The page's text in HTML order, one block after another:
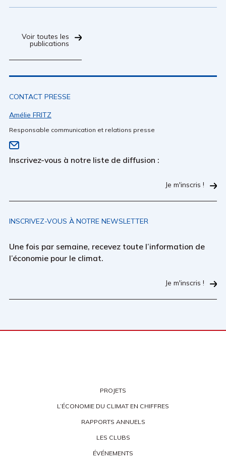
Voir toutes les
publications
CONTACT PRESSE
Amélie FRITZ
Responsable communication et relations presse
Inscrivez-vous à notre liste de diffusion :
Je m'inscris !
INSCRIVEZ-VOUS À NOTRE NEWSLETTER
Une fois par semaine, recevez toute l’information de
l’économie pour le climat.
Je m'inscris !
PROJETS
L’ÉCONOMIE DU CLIMAT EN CHIFFRES
RAPPORTS ANNUELS
LES CLUBS
ÉVÉNEMENTS